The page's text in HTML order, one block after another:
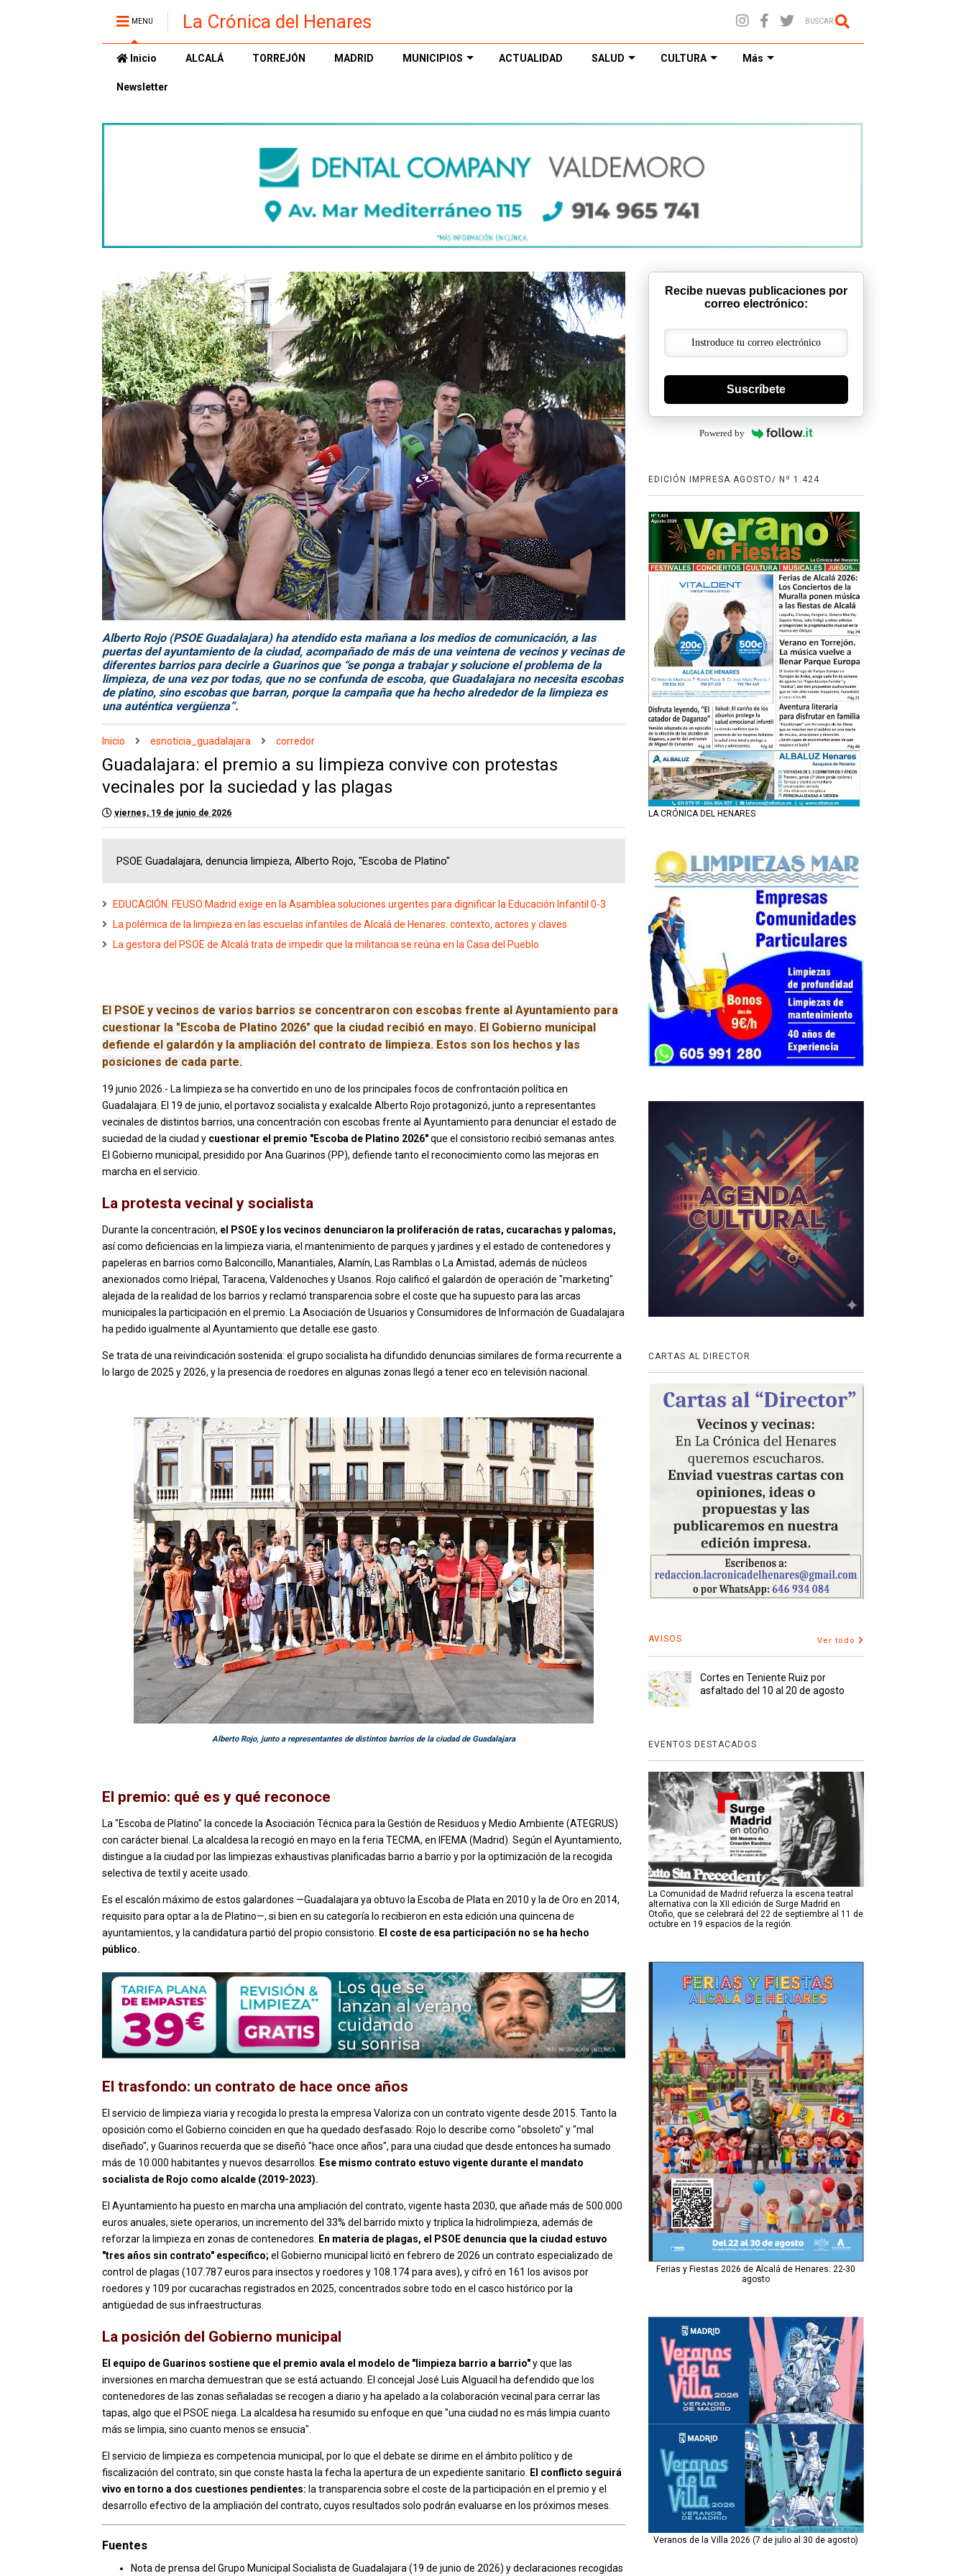
MENU La Crónica del Henares BUSCAR
Inicio ALCALÁ TORREJÓN MADRID MUNICIPIOS ACTUALIDAD SALUD CULTURA Más
Newsletter
Alberto Rojo (PSOE Guadalajara) ha atendido esta mañana a los medios de comunicación, a las
puertas del ayuntamiento de la ciudad, acompañado de más de una veintena de vecinos y vecinas de
diferentes barrios para decirle a Guarinos que “se ponga a trabajar y solucione el problema de la
limpieza, de una vez por todas, que no se confunda de escoba, que Guadalajara no necesita escobas
de platino, sino escobas que barran, porque la campaña que ha hecho alrededor de la limpieza es
una auténtica vergüenza”.
Inicio esnoticia_guadalajara corredor
Guadalajara: el premio a su limpieza convive con protestas
vecinales por la suciedad y las plagas
viernes, 19 de junio de 2026
PSOE Guadalajara, denuncia limpieza, Alberto Rojo, "Escoba de Platino"
EDUCACIÓN. FEUSO Madrid exige en la Asamblea soluciones urgentes para dignificar la Educación Infantil 0-3
La polémica de la limpieza en las escuelas infantiles de Alcalá de Henares: contexto, actores y claves
La gestora del PSOE de Alcalá trata de impedir que la militancia se reúna en la Casa del Pueblo
El PSOE y vecinos de varios barrios se concentraron con escobas frente al Ayuntamiento para
cuestionar la "Escoba de Platino 2026" que la ciudad recibió en mayo. El Gobierno municipal
defiende el galardón y la ampliación del contrato de limpieza. Estos son los hechos y las
posiciones de cada parte.
19 junio 2026.- La limpieza se ha convertido en uno de los principales focos de confrontación política en
Guadalajara. El 19 de junio, el portavoz socialista y exalcalde Alberto Rojo protagonizó, junto a representantes
vecinales de distintos barrios, una concentración con escobas frente al Ayuntamiento para denunciar el estado de
suciedad de la ciudad y cuestionar el premio "Escoba de Platino 2026"que el consistorio recibió semanas antes.
El Gobierno municipal, presidido por Ana Guarinos (PP), defiende tanto el reconocimiento como las mejoras en
marcha en el servicio.
La protesta vecinal y socialista
Durante la concentración, el PSOE y los vecinos denunciaron la proliferación de ratas, cucarachas y palomas,
así como deficiencias en la limpieza viaria, el mantenimiento de parques y jardines y el estado de contenedores y
papeleras en barrios como Balconcillo, Manantiales, Alamín, Las Ramblas o La Amistad, además de núcleos
anexionados como Iriépal, Taracena, Valdenoches y Usanos. Rojo calificó el galardón de operación de "marketing"
alejada de la realidad de los barrios y reclamó transparencia sobre el coste que ha supuesto para las arcas
municipales la participación en el premio. La Asociación de Usuarios y Consumidores de Información de Guadalajara
ha pedido igualmente al Ayuntamiento que detalle ese gasto.
Se trata de una reivindicación sostenida: el grupo socialista ha difundido denuncias similares de forma recurrente a
lo largo de 2025 y 2026, y la presencia de roedores en algunas zonas llegó a tener eco en televisión nacional.
Alberto Rojo, junto a representantes de distintos barrios de la ciudad de Guadalajara
El premio: qué es y qué reconoce
La "Escoba de Platino" la concede la Asociación Técnica para la Gestión de Residuos y Medio Ambiente (ATEGRUS)
con carácter bienal. La alcaldesa la recogió en mayo en la feria TECMA, en IFEMA (Madrid). Según el Ayuntamiento,
distingue a la ciudad por las limpiezas exhaustivas planificadas barrio a barrio y por la optimización de la recogida
selectiva de textil y aceite usado.
Es el escalón máximo de estos galardones —Guadalajara ya obtuvo la Escoba de Plata en 2010 y la de Oro en 2014,
requisito para optar a la de Platino—, si bien en su categoría lo recibieron en esta edición una quincena de
ayuntamientos, y la candidatura partió del propio consistorio.
El coste de esa participación no se ha hecho
público.
El trasfondo: un contrato de hace once años
El servicio de limpieza viaria y recogida lo presta la empresa Valoriza con un contrato vigente desde 2015. Tanto la
oposición como el Gobierno coinciden en que ha quedado desfasado: Rojo lo describe como "obsoleto" y "mal
diseñado", y Guarinos recuerda que se diseñó "hace once años", para una ciudad que desde entonces ha sumado
más de 10.000 habitantes y nuevos desarrollos.
Ese mismo contrato estuvo vigente durante el mandato
socialista de Rojo como alcalde (2019-2023).
El Ayuntamiento ha puesto en marcha una ampliación del contrato, vigente hasta 2030, que añade más de 500.000
euros anuales, siete operarios, un incremento del 33% del barrido mixto y triplica la hidrolimpieza, además de
reforzar la limpieza en zonas de contenedores.
En materia de plagas, el PSOE denuncia que la ciudad estuvo
"tres años sin contrato" específico; el Gobierno municipal licitó en febrero de 2026 un contrato especializado de
control de plagas (107.787 euros para insectos y roedores y 108.174 para aves), y cifró en 161 los avisos por
roedores y 109 por cucarachas registrados en 2025, concentrados sobre todo en el casco histórico por la
antigüedad de sus infraestructuras.
La posición del Gobierno municipal
El equipo de Guarinos sostiene que el premio avala el modelo de "limpieza barrio a barrio"y que las
inversiones en marcha demuestran que se está actuando. El concejal José Luis Alguacil ha defendido que los
contenedores de las zonas señaladas se recogen a diario y ha apelado a la colaboración vecinal para cerrar las
tapas, algo que el PSOE niega. La alcaldesa ha resumido su enfoque en que "una ciudad no es más limpia cuanto
más se limpia, sino cuanto menos se ensucia".
El servicio de limpieza es competencia municipal, por lo que el debate se dirime en el ámbito político y de
fiscalización del contrato, sin que conste hasta la fecha la apertura de un expediente sanitario.
El conflicto seguirá
vivo en torno a dos cuestiones pendientes: la transparencia sobre el coste de la participación en el premio y el
desarrollo efectivo de la ampliación del contrato, cuyos resultados solo podrán evaluarse en los próximos meses.
Fuentes
Nota de prensa del Grupo Municipal Socialista de Guadalajara (19 de junio de 2026) y declaraciones recogidas
Recibe nuevas publicaciones por
correo electrónico:
Suscríbete
Powered by
EDICIÓN IMPRESA AGOSTO/ Nº 1.424
LA CRÓNICA DEL HENARES
CARTAS AL DIRECTOR
AVISOS Ver todo
Cortes en Teniente Ruiz por
asfaltado del 10 al 20 de agosto
EVENTOS DESTACADOS
La Comunidad de Madrid refuerza la escena teatral
alternativa con la XII edición de Surge Madrid en
Otoño, que se celebrará del 22 de septiembre al 11 de
octubre en 19 espacios de la región.
Ferias y Fiestas 2026 de Alcalá de Henares: 22-30
agosto
Veranos de la Villa 2026 (7 de julio al 30 de agosto)